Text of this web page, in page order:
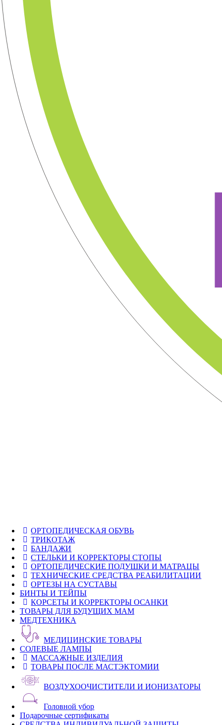
ОРТОПЕДИЧЕСКАЯ ОБУВЬ
ТРИКОТАЖ
БАНДАЖИ
СТЕЛЬКИ И КОРРЕКТОРЫ СТОПЫ
ОРТОПЕДИЧЕСКИЕ ПОДУШКИ И МАТРАЦЫ
ТЕХНИЧЕСКИЕ СРЕДСТВА РЕАБИЛИТАЦИИ
ОРТЕЗЫ НА СУСТАВЫ
БИНТЫ И ТЕЙПЫ
КОРСЕТЫ И КОРРЕКТОРЫ ОСАНКИ
ТОВАРЫ ДЛЯ БУДУЩИХ МАМ
МЕДТЕХНИКА
МЕДИЦИНСКИЕ ТОВАРЫ
СОЛЕВЫЕ ЛАМПЫ
МАССАЖНЫЕ ИЗДЕЛИЯ
ТОВАРЫ ПОСЛЕ МАСТЭКТОМИИ
ВОЗДУХООЧИСТИТЕЛИ И ИОНИЗАТОРЫ
Головной убор
Подарочные сертификаты